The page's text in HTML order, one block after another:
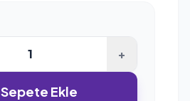
+
Sepete Ekle